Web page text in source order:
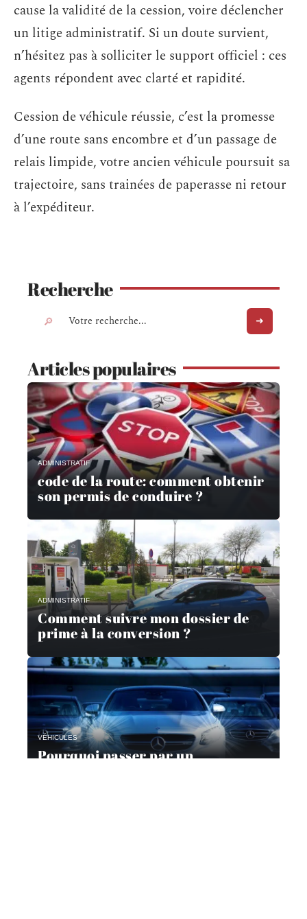
cause la validité de la cession, voire déclencher
un litige administratif. Si un doute survient,
n’hésitez pas à solliciter le support officiel : ces
agents répondent avec clarté et rapidité.
Cession de véhicule réussie, c’est la promesse
d’une route sans encombre et d’un passage de
relais limpide, votre ancien véhicule poursuit sa
trajectoire, sans trainées de paperasse ni retour
à l’expéditeur.
Recherche
Articles populaires
ADMINISTRATIF
code de la route: comment obtenir
son permis de conduire ?
ADMINISTRATIF
Comment suivre mon dossier de
prime à la conversion ?
VÉHICULES
Pourquoi passer par un